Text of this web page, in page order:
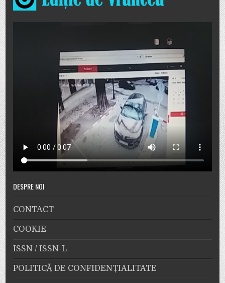
DESPRE NOI
CONTACT
COOKIE
ISSN / ISSN-L
POLITICĂ DE CONFIDENȚIALITATE